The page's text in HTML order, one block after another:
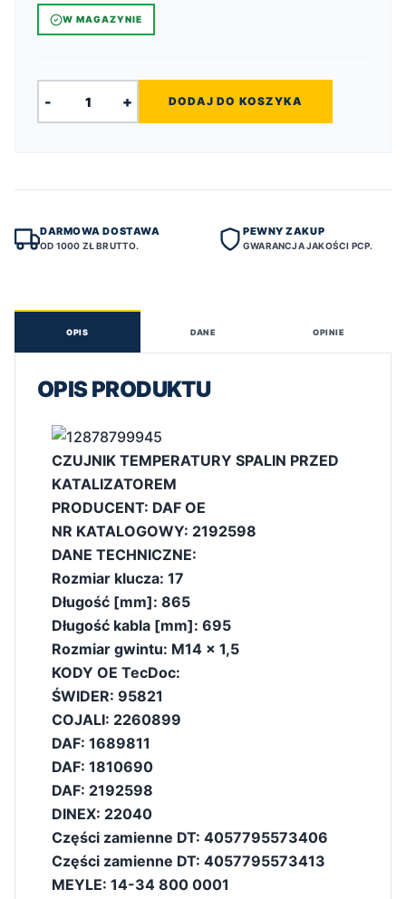
W MAGAZYNIE
- + DODAJ DO KOSZYKA
DARMOWA DOSTAWA
OD 1000 ZŁ BRUTTO.
PEWNY ZAKUP
GWARANCJA JAKOŚCI PCP.
OPIS DANE OPINIE
OPIS PRODUKTU
CZUJNIK TEMPERATURY SPALIN PRZED
KATALIZATOREM
PRODUCENT: DAF OE
NR KATALOGOWY: 2192598
DANE TECHNICZNE:
Rozmiar klucza: 17
Długość [mm]: 865
Długość kabla [mm]: 695
Rozmiar gwintu: M14 x 1,5
KODY OE TecDoc:
ŚWIDER: 95821
COJALI: 2260899
DAF: 1689811
DAF: 1810690
DAF: 2192598
DINEX: 22040
Części zamienne DT: 4057795573406
Części zamienne DT: 4057795573413
MEYLE: 14-34 800 0001